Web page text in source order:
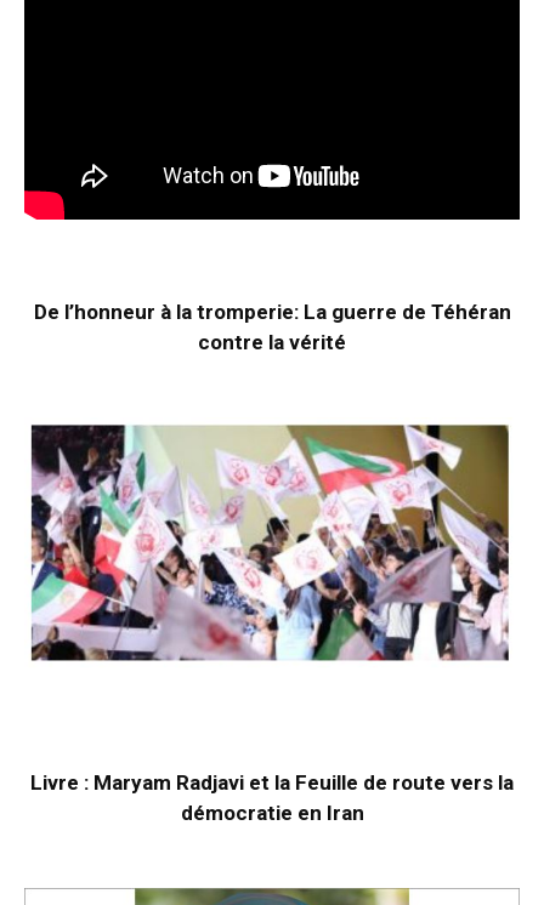
De l’honneur à la tromperie: La guerre de Téhéran
contre la vérité
Livre : Maryam Radjavi et la Feuille de route vers la
démocratie en Iran